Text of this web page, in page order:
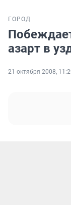
ГОРОД
азарт в
21 октября 2008,